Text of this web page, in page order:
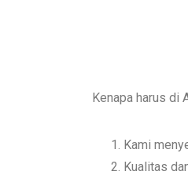
Kenapa harus di
Kami
Kualitas